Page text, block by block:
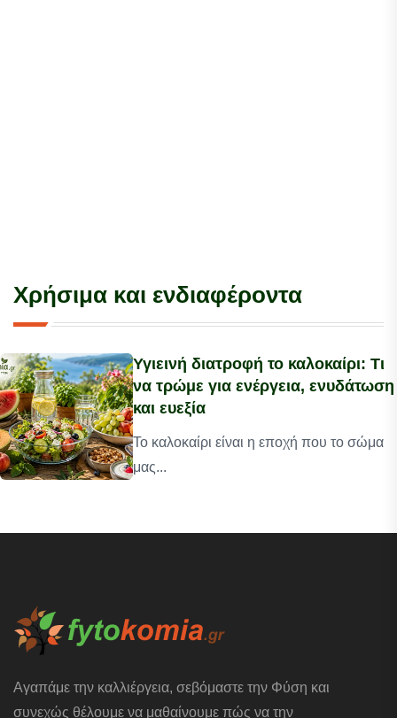
Χρήσιμα και ενδιαφέροντα
Υγιεινή διατροφή το καλοκαίρι: Τι
να τρώμε για ενέργεια, ενυδάτωση
και ευεξία
Το καλοκαίρι είναι η εποχή που το σώμα
μας...
Αγαπάμε την καλλιέργεια, σεβόμαστε την Φύση και
συνεχώς θέλουμε να μαθαίνουμε πώς να την